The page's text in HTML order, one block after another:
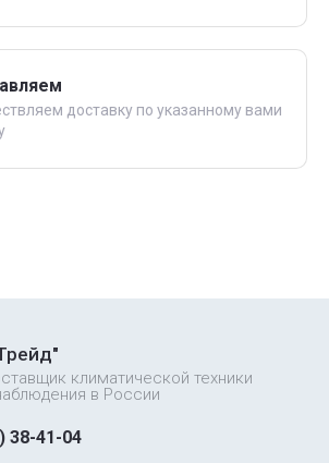
доставку по указанному вами
климатической техники
в России
38-41-04